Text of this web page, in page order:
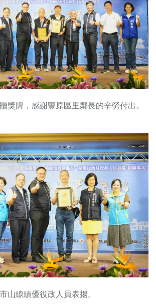
獎牌，感謝豐原區里鄰長的辛勞付出。
山線績優役政人員表揚。